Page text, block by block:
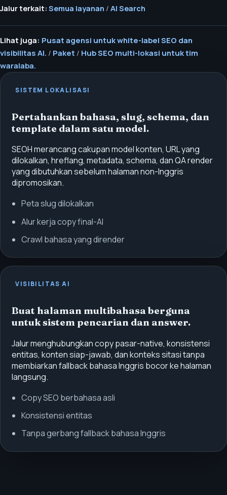
Jalur terkait: Semua layanan / AI Search
Lihat juga: Pusat agensi untuk white-label SEO dan
visibilitas AI. / Paket / Hub SEO multi-lokasi untuk tim
waralaba.
SISTEM LOKALISASI
Pertahankan bahasa, slug, schema, dan
template dalam satu model.
SEOH merancang cakupan model konten, URL yang
dilokalkan, hreflang, metadata, schema, dan QA render
yang dibutuhkan sebelum halaman non-Inggris
dipromosikan.
Peta slug dilokalkan
Alur kerja copy final-AI
Crawl bahasa yang dirender
VISIBILITAS AI
Buat halaman multibahasa berguna
untuk sistem pencarian dan answer.
Jalur menghubungkan copy pasar-native, konsistensi
entitas, konten siap-jawab, dan konteks sitasi tanpa
membiarkan fallback bahasa Inggris bocor ke halaman
langsung.
Copy SEO berbahasa asli
Konsistensi entitas
Tanpa gerbang fallback bahasa Inggris